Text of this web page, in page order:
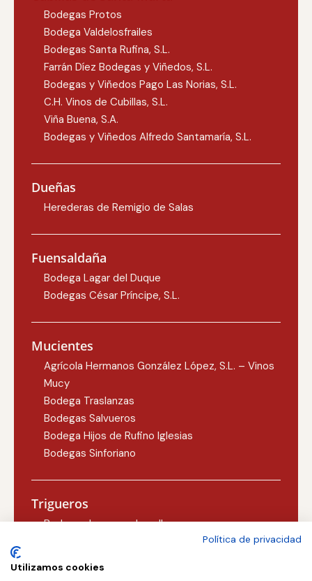
Bodegas Protos
Bodega Valdelosfrailes
Bodegas Santa Rufina, S.L.
Farrán Díez Bodegas y Viñedos, S.L.
Bodegas y Viñedos Pago Las Norias, S.L.
C.H. Vinos de Cubillas, S.L.
Viña Buena, S.A.
Bodegas y Viñedos Alfredo Santamaría, S.L.
Dueñas
Herederas de Remigio de Salas
Fuensaldaña
Bodega Lagar del Duque
Bodegas César Príncipe, S.L.
Mucientes
Agrícola Hermanos González López, S.L. – Vinos
Mucy
Bodega Traslanzas
Bodegas Salvueros
Bodega Hijos de Rufino Iglesias
Bodegas Sinforiano
Trigueros
Bodegas Lezcano-Lacalle
Política de privacidad
Utilizamos cookies